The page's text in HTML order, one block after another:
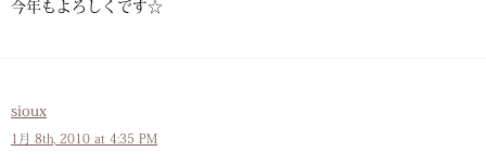
今年もよろしくです☆
sioux
1月 8th, 2010 at 4:35 PM